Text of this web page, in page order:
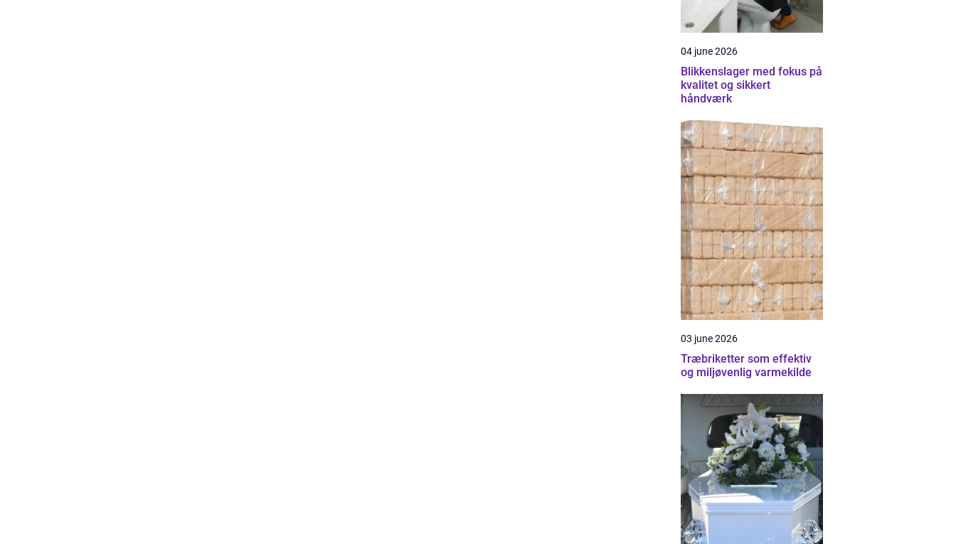
04 june 2026
Blikkenslager med fokus på
kvalitet og sikkert
håndværk
03 june 2026
Træbriketter som effektiv
og miljøvenlig varmekilde